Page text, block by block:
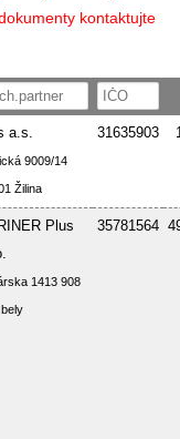
kontaktujte
a.s.
9009/14
Žilina
31635903
Plus
1413 908
35781564